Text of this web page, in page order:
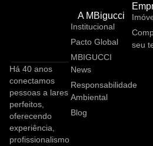
Há 40 anos
conectamos
pessoas a lares
perfeitos,
oferecendo
experiência,
profissionalismo
A MBigucci
Institucional
Pacto Global
MBIGUCCI
News
Responsabilidade
Ambiental
Blog
seu